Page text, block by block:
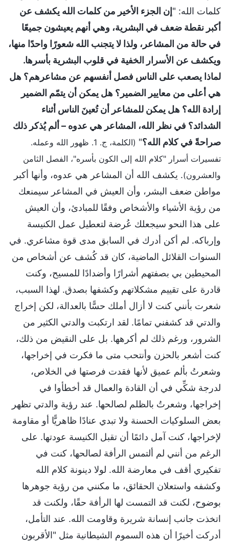
كلمات الله: "إن الجزء الأخير من كلمات الله يكشف عن
أكبر نقطة ضعف في البشرية، وهي أنهم يعيشون جميعًا
في حالة من المشاعر، ولذا لا يتجنب الله شعورًا واحدًا منها،
ويكشف عن الأسرار الخفية في قلوب البشرية بأسرها.
لماذا يصعب على الناس فصل أنفسهم عن مشاعرهم؟ هل
هي أعلى من معايير الضمير؟ هل يمكن أن يتمّم الضمير
إرادة الله؟ هل يمكن للمشاعر أن تُعينَ الناس أثناء
الشدائد؟ في نظر الله، المشاعر هي عدوه – ألم يُذكر ذلك
صراحةً في كلام الله؟"
(الكلمة، ج. 1. ظهور الله وعمله.
تفسيرات أسرار "كلام الله إلى الكون بأسره"، الفصل الثامن
والعشرون). يكشف الله أن المشاعر هي عدوه، وأنها أكبر
مواطن ضعف البشر، وأن العيش في المشاعر سيمنعك
من رؤية الأشياء والأشخاص وفقًا للمبادئ، وأن العيش
على هذا النحو سيجعلك عُرضة لتعطيل عمل الكنيسة
وإرباكه. لم أكن أدرك في السابق مدى قوة مشاعري. في
السنوات القلائل الماضية، كان قد كُشف عن أشخاص من
المحيطين بي بصفتهم أشرارًا وأضدادًا للمسيح، وكنت
قادرة على تقييم مشكلاتهم وكشفها بصدق. لهذا السبب،
شعرت بأنني كنت لا أزال أملك حسًّا بالعدالة، لكن إخراج
والدتي قد كشفني تمامًا. لقد ارتكبت والدتي الكثير من
الشرور، ورغم ذلك لم أكرهها. بل على النقيض من ذلك،
كنت أشعر بالحزن وأنتحب متى ما فكرت في إخراجها،
وشعرتُ بألم عميق لأنها فقدت فرصتها في الخلاص،
لدرجة شكِّي في أن القادة والعمال قد أخطأوا في
إخراجها، وشعرتُ بالظلم لصالحها. عند رؤية والدتي تظهر
بعض السلوكيات الحسنة ولا تبدي عنادًا ظاهريًّا أو مقاومة
لإخراجها، كنت آمل دائمًا أن تقبل الكنيسة عودتها. على
الرغم من أنني لم ألتمس الرأفة لصالحها، كنت في
تفكيري أقف في معارضة الله. لولا دينونة كلام الله
وكشفه واستعلان الحقائق، ما مكنني من رؤية جوهرها
بوضوح، لكنت قد التمست لها الرأفة حقًا، ولكنت قد
اتخذت جانب إنسانة شريرة وقاومت الله. عند التأمل،
أدركت أخيرًا أن هذه السموم الشيطانية مثل "الأقربون